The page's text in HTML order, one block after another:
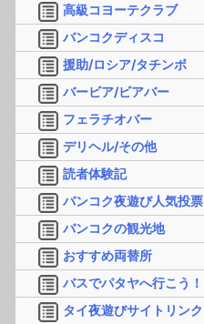
高級コヨーテクラブ
バンコクディスコ
援助/ロシア/タチンボ
バービア/ビアバー
フェラチオバー
デリヘル/その他
読者体験記
バンコク夜遊び人気投票
バンコクの観光地
おすすめ両替所
バスでパタヤへ行こう！
タイ夜遊びサイトリンク